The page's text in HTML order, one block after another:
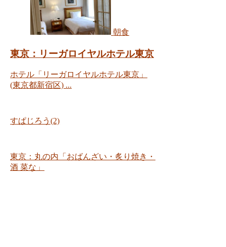
朝食
東京：リーガロイヤルホテル東京
ホテル「リーガロイヤルホテル東京」
(東京都新宿区) ...
すぱじろう(2)
東京：丸の内「おばんざい・炙り焼き・
酒 菜な」